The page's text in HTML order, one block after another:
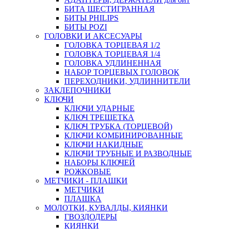
БИТА ШЕСТИГРАННАЯ
БИТЫ PHILIPS
БИТЫ POZI
ГОЛОВКИ И АКСЕСУАРЫ
ГОЛОВКА ТОРЦЕВАЯ 1/2
ГОЛОВКА ТОРЦЕВАЯ 1/4
ГОЛОВКА УДЛИНЕННАЯ
НАБОР ТОРЦЕВЫХ ГОЛОВОК
ПЕРЕХОДНИКИ, УДЛИННИТЕЛИ
ЗАКЛЕПОЧНИКИ
КЛЮЧИ
КЛЮЧИ УДАРНЫЕ
КЛЮЧ ТРЕЩЕТКА
КЛЮЧ ТРУБКА (ТОРЦЕВОЙ)
КЛЮЧИ КОМБИНИРОВАННЫЕ
КЛЮЧИ НАКИДНЫЕ
КЛЮЧИ ТРУБНЫЕ И РАЗВОДНЫЕ
НАБОРЫ КЛЮЧЕЙ
РОЖКОВЫЕ
МЕТЧИКИ - ПЛАШКИ
МЕТЧИКИ
ПЛАШКА
МОЛОТКИ, КУВАЛДЫ, КИЯНКИ
ГВОЗДОДЕРЫ
КИЯНКИ